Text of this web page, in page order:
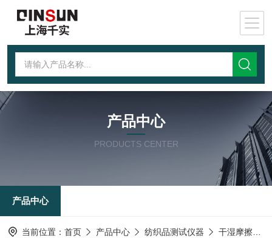
产品中心
PRODUCTS CENTER
产品中心
当前位置： 首页 产品中心 纺织品测试仪器 干湿摩擦色牢度测试仪